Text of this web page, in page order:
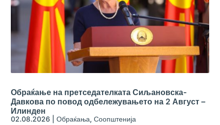
Обраќање на претседателката Сиљановска-
Давкова по повод одбележувањето на 2 Август –
Илинден
02.08.2026 |Обраќања,Соопштенија